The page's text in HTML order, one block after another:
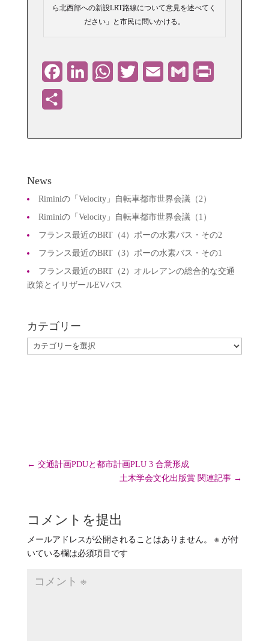
ら北西部への新設LRT路線について意見を述べてく
ださい」と市民に問いかける。
FacebookLinkedInWhatsApp
Twitter Email Gmail
News
Riminiの「Velocity」自転車都市世界会議（2）
Riminiの「Velocity」自転車都市世界会議（1）
フランス最近のBRT（4）ポーの水素バス・その2
フランス最近のBRT（3）ポーの水素バス・その1
フランス最近のBRT（2）オルレアンの総合的な交通
政策とイリザールEVバス
カテゴリー
カ
← 交通計画PDUと都市計画PLU 3 合意形成
土木学会文化出版賞 関連記事 →
コメントを提出
メールアドレスが公開されることはありません。 ※が付
いている欄は必須項目です